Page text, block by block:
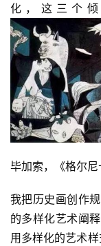
化，这三个
毕加索，《格尔尼
我把历史画创作
的多样化艺术阐
用多样化的艺术